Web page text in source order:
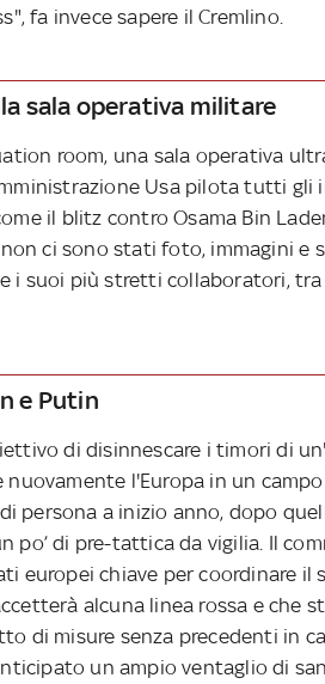
fa invece sapere il Cremlino.
sala operativa militare
room, una sala operativa
Usa pilota tutti gli
il blitz contro Osama Bin
ci sono stati foto, immagini e
i suoi più stretti collaboratori, tra
e Putin
di disinnescare i timori di
l'Europa in un
persona a inizio anno, dopo
po’ di pre-tattica da vigilia. Il
europei chiave per coordinare il
alcuna linea rossa e che
di misure senza precedenti in
un ampio ventaglio di